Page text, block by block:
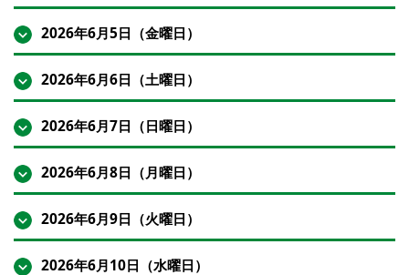
2026年6月5日（金曜日）
2026年6月6日（土曜日）
2026年6月7日（日曜日）
2026年6月8日（月曜日）
2026年6月9日（火曜日）
2026年6月10日（水曜日）